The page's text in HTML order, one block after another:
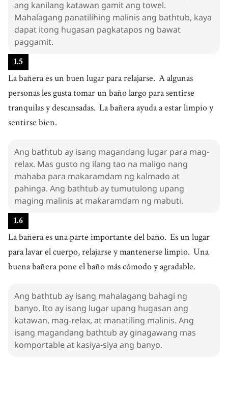
ang kanilang katawan gamit ang towel.
Mahalagang panatilihing malinis ang bathtub, kaya
dapat itong hugasan pagkatapos ng bawat
paggamit.
1.5
La bañera es un buen lugar para relajarse. A algunas
personas les gusta tomar un baño largo para sentirse
tranquilas y descansadas. La bañera ayuda a estar limpio y
sentirse bien.
Ang bathtub ay isang magandang lugar para mag-
relax. Mas gusto ng ilang tao na maligo nang
mahaba para makaramdam ng kalmado at
pahinga. Ang bathtub ay tumutulong upang
maging malinis at makaramdam ng mabuti.
1.6
La bañera es una parte importante del baño. Es un lugar
para lavar el cuerpo, relajarse y mantenerse limpio. Una
buena bañera pone el baño más cómodo y agradable.
Ang bathtub ay isang mahalagang bahagi ng
banyo. Ito ay isang lugar upang hugasan ang
katawan, mag-relax, at manatiling malinis. Ang
isang magandang bathtub ay ginagawang mas
komportable at kasiya-siya ang banyo.